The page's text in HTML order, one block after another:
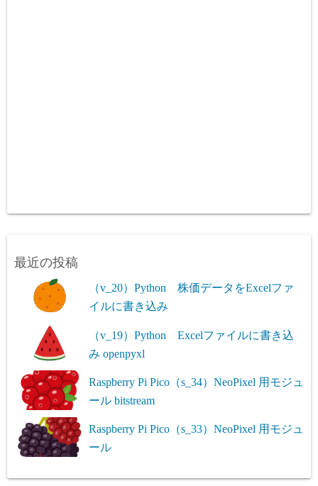
最近の投稿
（v_20）Python 株価データをExcelファ
イルに書き込み
（v_19）Python Excelファイルに書き込
み openpyxl
Raspberry Pi Pico（s_34）NeoPixel 用モジュ
ール bitstream
Raspberry Pi Pico（s_33）NeoPixel 用モジュ
ール